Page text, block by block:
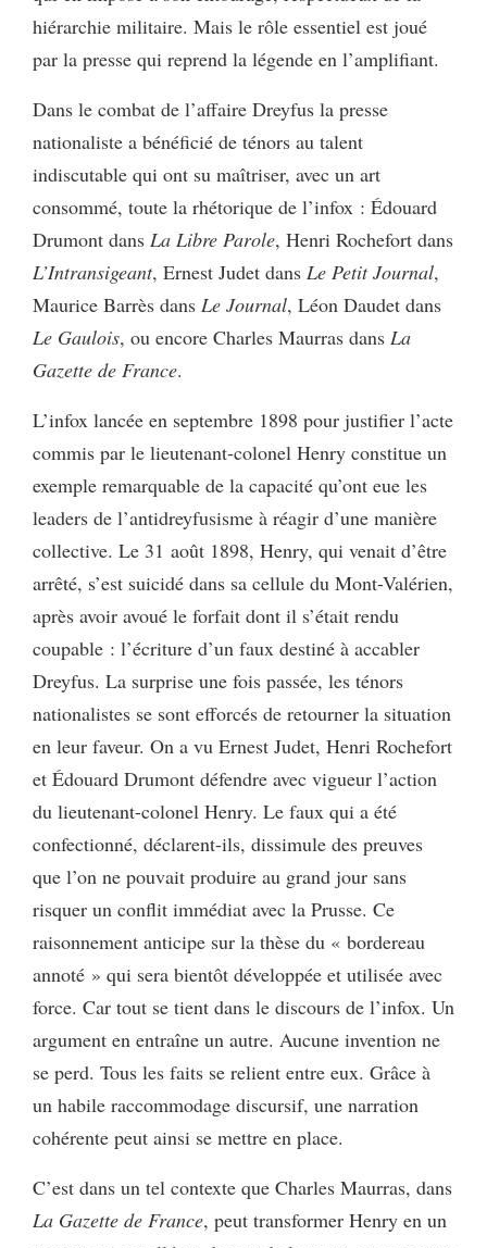
hiérarchie militaire. Mais le rôle essentiel est joué
par la presse qui reprend la légende en l’amplifiant.
Dans le combat de l’affaire Dreyfus la presse
nationaliste a bénéficié de ténors au talent
indiscutable qui ont su maîtriser, avec un art
consommé, toute la rhétorique de l’infox : Édouard
Drumont dans La Libre Parole, Henri Rochefort dans
L’Intransigeant, Ernest Judet dans Le Petit Journal,
Maurice Barrès dans Le Journal, Léon Daudet dans
Le Gaulois, ou encore Charles Maurras dans La
Gazette de France.
L’infox lancée en septembre 1898 pour justifier l’acte
commis par le lieutenant-colonel Henry constitue un
exemple remarquable de la capacité qu’ont eue les
leaders de l’antidreyfusisme à réagir d’une manière
collective. Le 31 août 1898, Henry, qui venait d’être
arrêté, s’est suicidé dans sa cellule du Mont-Valérien,
après avoir avoué le forfait dont il s’était rendu
coupable : l’écriture d’un faux destiné à accabler
Dreyfus. La surprise une fois passée, les ténors
nationalistes se sont efforcés de retourner la situation
en leur faveur. On a vu Ernest Judet, Henri Rochefort
et Édouard Drumont défendre avec vigueur l’action
du lieutenant-colonel Henry. Le faux qui a été
confectionné, déclarent-ils, dissimule des preuves
que l’on ne pouvait produire au grand jour sans
risquer un conflit immédiat avec la Prusse. Ce
raisonnement anticipe sur la thèse du « bordereau
annoté » qui sera bientôt développée et utilisée avec
force. Car tout se tient dans le discours de l’infox. Un
argument en entraîne un autre. Aucune invention ne
se perd. Tous les faits se relient entre eux. Grâce à
un habile raccommodage discursif, une narration
cohérente peut ainsi se mettre en place.
C’est dans un tel contexte que Charles Maurras, dans
La Gazette de France, peut transformer Henry en un